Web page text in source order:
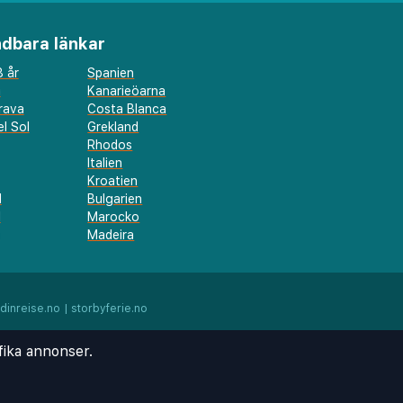
länkar
år
Spanien
Kanarieöarna
Costa Blanca
Sol
Grekland
Rhodos
Italien
Kroatien
Bulgarien
Marocko
Madeira
dinreise.no storbyferie.no
annonser.